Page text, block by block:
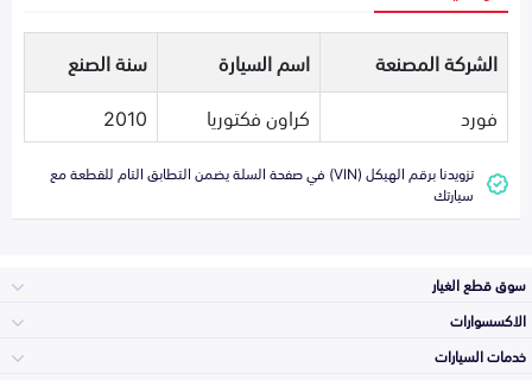
الشركة المصنعة اسم السيارة
سنة الصنع
فورد
كراون فكتوريا 2010
تزويدنا برقم الهيكل (VIN) في صفحة السلة يضمن التطابق التام للقطعة مع
سيارتك
سوق قطع الغيار
الاكسسوارات
خدمات السيارات